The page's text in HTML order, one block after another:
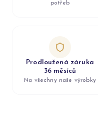
potřeb
Prodloužená záruka
36 měsíců
Na všechny naše výrobky